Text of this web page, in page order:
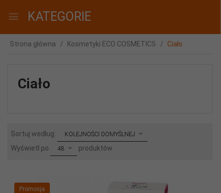
KATEGORIE
Strona główna Kosmetyki ECO COSMETICS Ciało
Ciało
Sortuj według: sortKOLEJNOŚCI DOMYŚLNEJ
Wyświetl po pop48 produktów
Promocja